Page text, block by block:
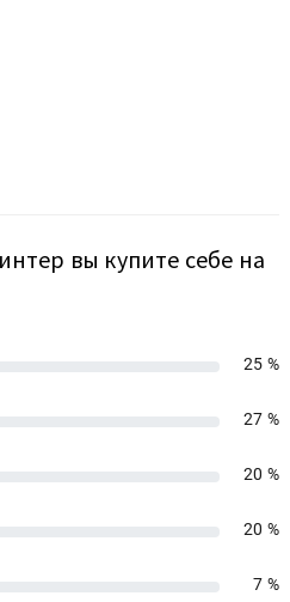
вы купите себе на
25 %
27 %
20 %
20 %
7 %